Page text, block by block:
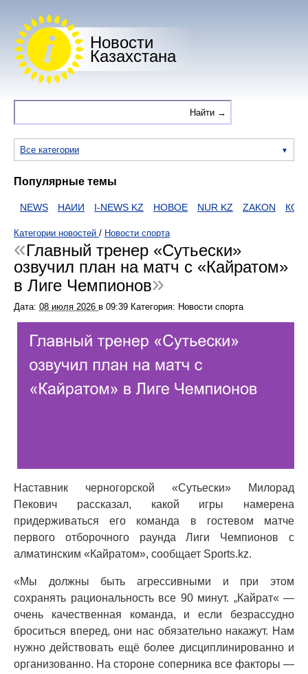
Новости
Казахстана
Все категории
Популярные темы
NEWS НАИИ I-NEWS KZ НОВОЕ NUR KZ ZAKON
Категории новостей / Новости спорта
Главный тренер «Сутьески»
озвучил план на матч с «Кайратом»
в Лиге Чемпионов
Дата: 08 июля 2026 в 09:39 Категория: Новости спорта
Наставник черногорской «Сутьески» Милорад
Пекович рассказал, какой игры намерена
придерживаться его команда в гостевом матче
первого отборочного раунда Лиги Чемпионов с
алматинским «Кайратом», сообщает Sports.kz.
«Мы должны быть агрессивными и при этом
сохранять рациональность все 90 минут. „Кайрат« —
очень качественная команда, и если безрассудно
броситься вперед, они нас обязательно накажут. Нам
нужно действовать ещё более дисциплинированно и
организованно. На стороне соперника все факторы —